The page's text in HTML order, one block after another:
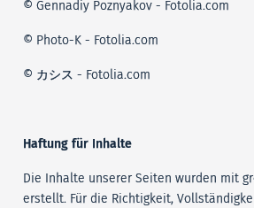
© Gennadiy Poznyakov - Fotolia.com
© Photo-K - Fotolia.com
© カシス - Fotolia.com
Haftung für Inhalte
Die Inhalte unserer Seiten wurden mit
erstellt. Für die Richtigkeit,